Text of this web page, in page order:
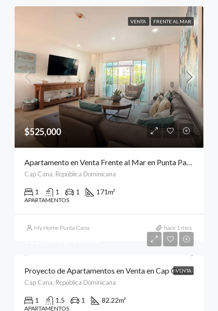
VENTA FRENTE AL MAR
$525,000
Apartamento en Venta Frente al Mar en Punta Palmera, Cap Cana, Punta Cana
Cap Cana, República Dominicana
1 1 1 171m²
APARTAMENTOS
My Home Punta Cana hace 1 mes
VENTAProyecto de Apartamentos en Venta en Cap Cana, Punta Cana
Cap Cana, República Dominicana
1 1.5 1 82.22m²
APARTAMENTOS